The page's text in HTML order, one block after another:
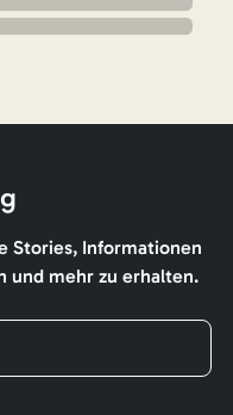
Stories, Informationen
und mehr zu erhalten.